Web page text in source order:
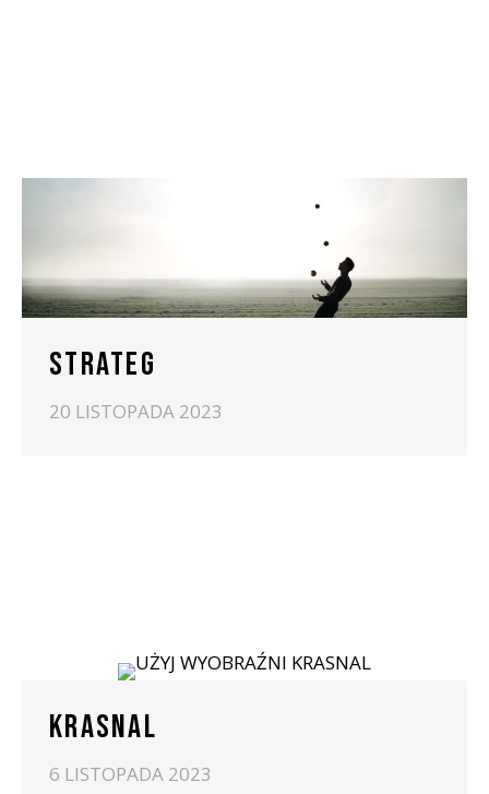
STRATEG
20 LISTOPADA 2023
KRASNAL
6 LISTOPADA 2023